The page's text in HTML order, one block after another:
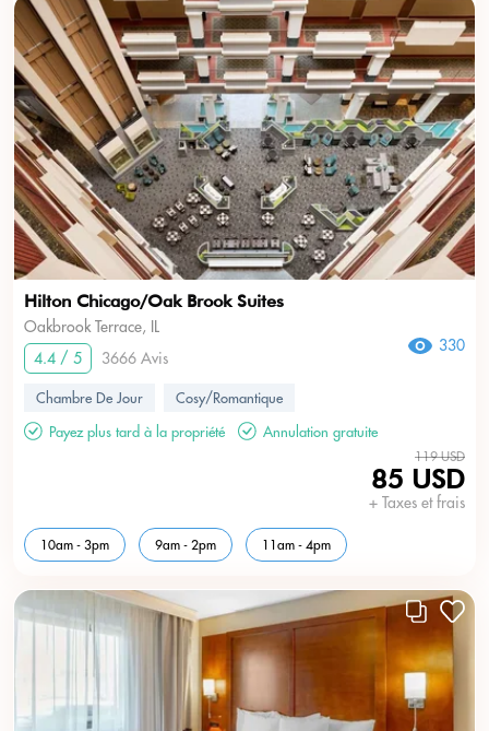
Hilton Chicago/Oak Brook Suites
Oakbrook Terrace, IL
4.4 / 5
3666 Avis
330
Chambre De Jour
Cosy/Romantique
Payez plus tard à la propriété
Annulation gratuite
119 USD
85 USD
+ Taxes et frais
10am - 3pm 9am - 2pm 11am - 4pm